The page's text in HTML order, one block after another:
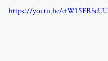
https://youtu.be/efW15ERSeUU